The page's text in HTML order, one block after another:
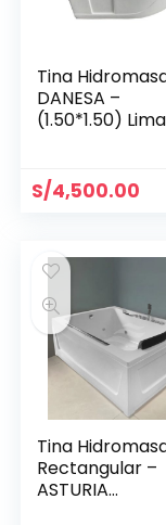
Tina
DANESA –
(1.50*1.50) Lima
S/4,500.00
Tina
Rectangular –
ASTURIA